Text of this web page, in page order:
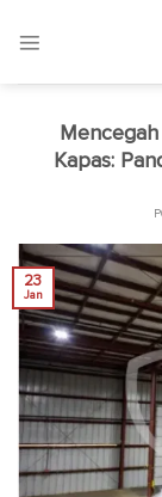
Kapas:
23
Jan